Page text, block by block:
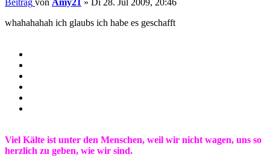
Beitrag von Amy21 » Di 28. Jul 2009, 20:46
whahahahah ich glaubs ich habe es geschafft
Viel Kälte ist unter den Menschen, weil wir nicht wagen, uns so
herzlich zu geben, wie wir sind.